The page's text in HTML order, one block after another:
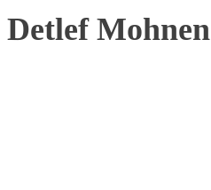
Detlef Mohnen